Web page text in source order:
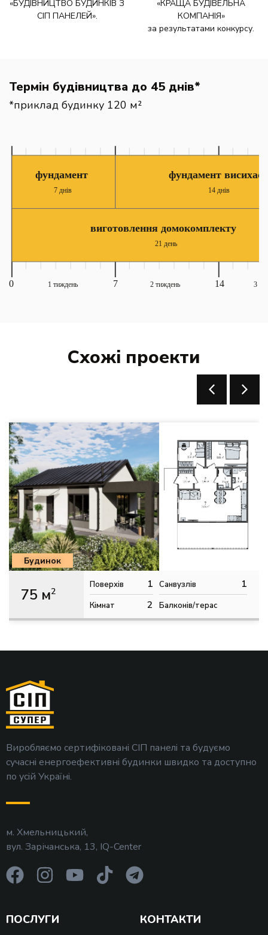
«БУДІВНИЦТВО БУДИНКІВ З
СІП ПАНЕЛЕЙ».
«КРАЩА БУДІВЕЛЬНА
КОМПАНІЯ»
за результатами конкурсу.
Термін будівництва до 45 днів*
*приклад будинку 120 м²
Схожі проекти
Будинок
75 м2
Поверхів 1
Кімнат 2
Санвузлів 1
Балконів/терас
Виробляємо сертифіковані СІП панелі та будуємо
сучасні енергоефективні будинки швидко та доступно
по усій Україні.
м. Хмельницький,
вул. Зарічанська, 13, IQ-Center
ПОСЛУГИ КОНТАКТИ